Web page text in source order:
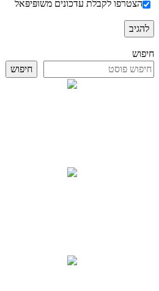
הצטרפו לקבלת עדכונים משופּיפּאל
חיפוש
חיפוש